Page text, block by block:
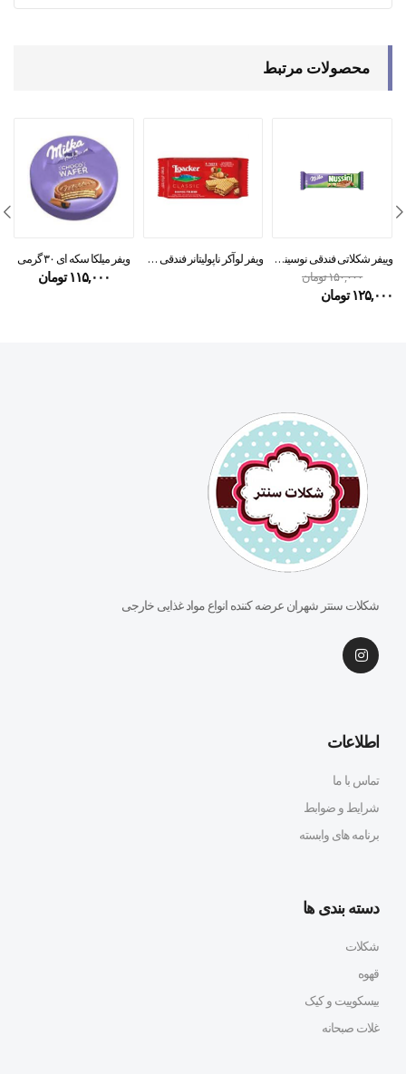
محصولات مرتبط
وییفر شکلاتی فندقی نوسینی میلکا ۳۱ گرمی
۱۵۰,۰۰۰تومان
۱۲۵,۰۰۰ تومان
ویفر لوآکر ناپولیتانر فندقی ۴۵ گرمی ویفر میلکا سکه ای ۳۰ گرمی
۱۱۵,۰۰۰ تومان
شکلات سنتر شهران عرضه کننده انواع مواد غذایی خارجی
اطلاعات
تماس با ما
شرایط و ضوابط
برنامه های وابسته
دسته بندی ها
شکلات
قهوه
بیسکوییت و کیک
غلات صبحانه